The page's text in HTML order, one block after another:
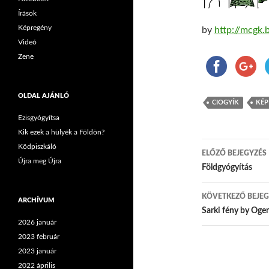
by http://
CIOGYÍK
ELŐZŐ BEJEGYZÉS
Földgyógyítás
KÖVETKEZŐ
Sarki fény by
Írások
Képregény
Videó
Zene
OLDAL AJÁNLÓ
Ezisgyógyítsa
Kik ezek a hülyék a Földön?
Ködpiszkáló
Újra meg Újra
ARCHÍVUM
2026 január
2023 február
2023 január
2022 április